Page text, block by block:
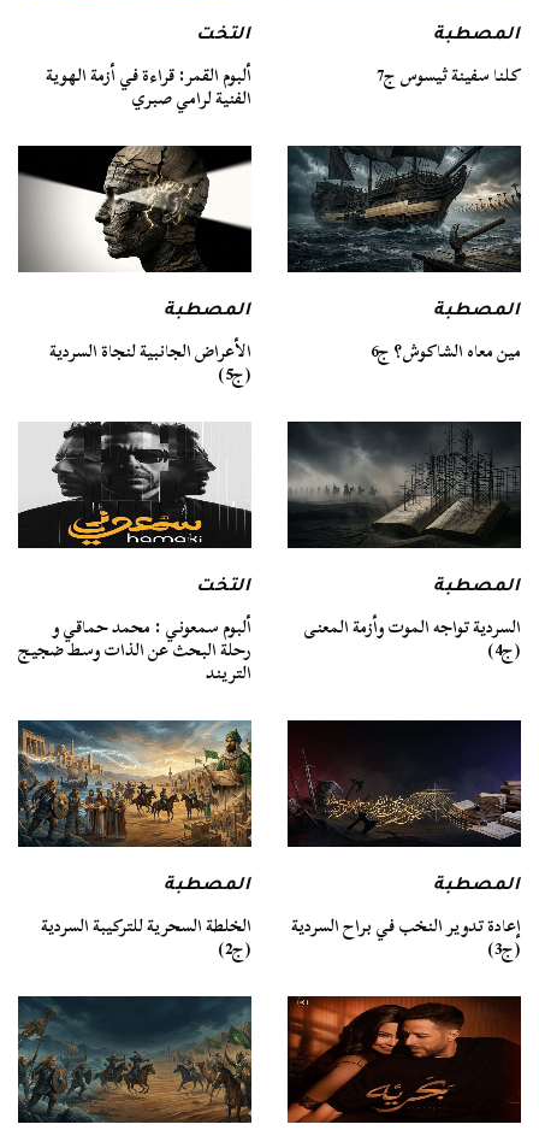
المصطبة
كلنا سفينة ثيسوس ج7
التخت
ألبوم القمر: قراءة في أزمة الهوية
الفنية لرامي صبري
المصطبة
مين معاه الشاكوش؟ ج6
المصطبة
الأعراض الجانبية لنجاة السردية
(ج5)
المصطبة
السردية تواجه الموت وأزمة المعنى
(ج4)
التخت
ألبوم سمعوني : محمد حماقي و
رحلة البحث عن الذات وسط ضجيج
التريند
المصطبة
إعادة تدوير النخب في براح السردية
(ج3)
المصطبة
الخلطة السحرية للتركيبة السردية
(ج2)